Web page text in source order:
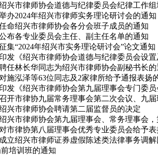
兴市律师协会道德与纪律委员会纪律工作
办2024年绍兴市律师实务理论研讨会的通知
命绍兴市律师协会各分会班子成员的通知
布各专业委员会主任、副主任名单的通知
集“2024年绍兴市实务理论研讨会”论文通知
发《绍兴市律师协会道德与纪律委员会设
任林长华同志为绍兴市律师协会副秘书长的
施泓泽等63位同志及2家律所给予通报表扬
发《绍兴市律师协会第九届理事会专门委
开市律协九届常务理事会第二次会议、九
兴市律师协会聘请第二届监督员的决定
兴市律师协会第九届理事会、常务理事会
市律协第八届理事会优秀专业委员会给予
立绍兴市律师证券虚假陈述类法律事务调
培训班的通知